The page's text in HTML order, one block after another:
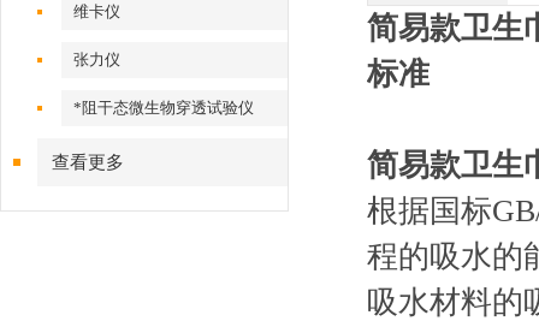
维卡仪
张力仪
*阻干态微生物穿透试验仪
查看更多
简易款卫生
标准
简易款卫生
根据国标
程的吸水的
吸水材料的